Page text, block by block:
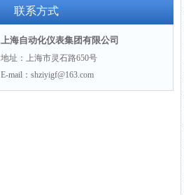
联系方式
上海自动化仪表集团有限公司
地址：上海市灵石路650号
E-mail：shziyigf@163.com